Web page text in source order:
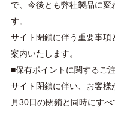
で、今後とも弊社製品に変
す。
サイト閉鎖に伴う重要事
案内いたします。
■保有ポイントに関するご
サイト閉鎖に伴い、お客
月30日の閉鎖と同時にすべ